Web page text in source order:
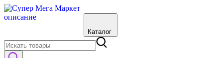
Каталог